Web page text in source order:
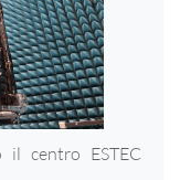
il centro ESTEC